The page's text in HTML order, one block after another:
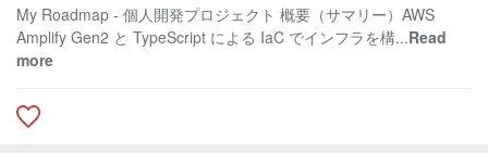
My Roadmap - 個人開発プロジェクト 概要（サマリー）AWS
Amplify Gen2 と TypeScript による IaC でインフラを構...Read
more